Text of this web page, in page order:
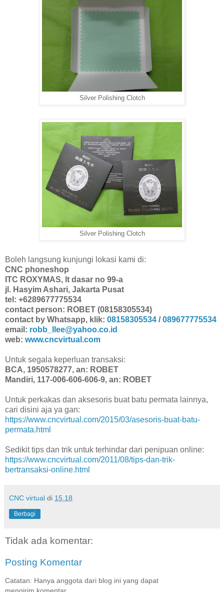
Silver Polishing Clotch
Silver Polishing Clotch
Boleh langsung kunjungi lokasi kami di:
CNC phoneshop
ITC ROXYMAS, lt dasar no 99-a
jl. Hasyim Ashari, Jakarta Pusat
tel: +6289677775534
contact person: ROBET (08158305534)
contact by Whatsapp, klik: 08158305534 /089677775534
email: robb_llee@yahoo.co.id
web: www.cncvirtual.com
Untuk segala keperluan transaksi:
BCA, 1950578277, an: ROBET
Mandiri, 117-006-606-606-9, an: ROBET
Untuk perkakas dan aksesoris buat batu permata lainnya,
cari disini aja ya gan:
https://www.cncvirtual.com/2015/03/asesoris-buat-batu-
permata.html
Sedikit tips dan trik untuk terhindar dari penipuan online:
https://www.cncvirtual.com/2011/08/tips-dan-trik-
bertransaksi-online.html
CNC virtual di 15.18
Berbagi
Tidak ada komentar:
Posting Komentar
Catatan: Hanya anggota dari blog ini yang dapat
mengirim komentar.